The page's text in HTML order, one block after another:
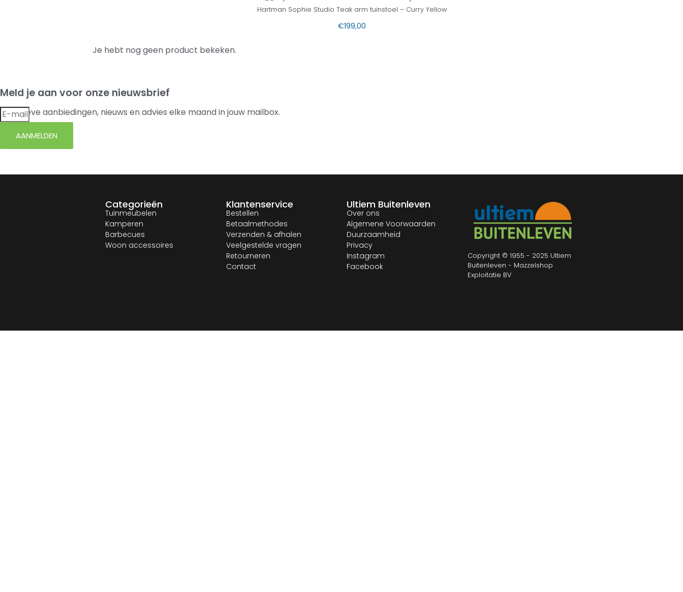
Hartman Sophie Studio Teak arm tuinstoel – Curry Yellow
€199,00
Je hebt nog geen product bekeken.
Meld je aan voor onze nieuwsbrief
Exclusieve aanbiedingen, nieuws en advies elke maand in jouw mailbox.
AANMELDEN
Categorieën
Tuinmeubelen
Kamperen
Barbecues
Woon accessoires
Klantenservice
Bestellen
Betaalmethodes
Verzenden & afhalen
Veelgestelde vragen
Retourneren
Contact
Ultiem Buitenleven
Over ons
Algemene Voorwaarden
Duurzaamheid
Privacy
Instagram
Facebook
Copyright © 1955 - 2025 Ultiem
Buitenleven - Mazzelshop
Exploitatie BV